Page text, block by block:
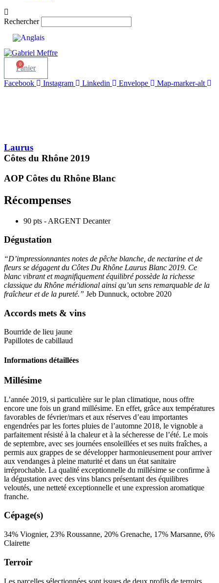
Rechercher
0
Panier
Facebook
Instagram Linkedin Envelope Map-marker-alt
Laurus
Côtes du Rhône 2019
AOP Côtes du Rhône Blanc
Récompenses
90 pts - ARGENT Decanter
Dégustation
“D’impressionnantes notes de pêche blanche, de nectarine et de
fleurs se dégagent du Côtes Du Rhône Laurus Blanc 2019. Ce
blanc vibrant et magnifiquement équilibré possède la richesse
classique du Rhône méridional ainsi qu’un sens remarquable de la
fraîcheur et de la pureté.” Jeb Dunnuck, octobre 2020
Accords mets & vins
Bourride de lieu jaune
Papillotes de cabillaud
Informations détaillées
Millésime
L’année 2019, si particulière sur le plan climatique, nous offre
encore une fois un grand millésime. En effet, grâce aux températures
favorables de février/mars et aux réserves d’eau importantes
engendrées par les fortes pluies de l’automne 2018, le vignoble a
parfaitement résisté à la chaleur et à la sécheresse de l’été. Le mois
de septembre, avec ses journées ensoleillées et ses nuits fraîches, a
permis aux grappes de se développer harmonieusement pour arriver
aux vendanges à pleine maturité et dans un état sanitaire
irréprochable. La qualité exceptionnelle du millésime se confirme à
la dégustation avec des vins blancs présentant des équilibres
veloutés, une netteté exceptionnelle et une expression aromatique
franche.
Cépage(s)
34% Viognier, 23% Roussanne, 20% Grenache, 17% Marsanne, 6%
Clairette
Terroir
Les parcelles sélectionnées sont issues de deux profils de terroirs